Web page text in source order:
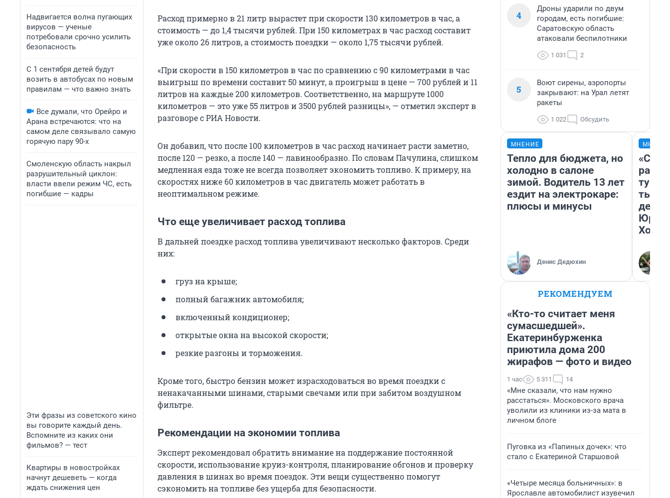
Надвигается волна пугающих
вирусов — ученые
потребовали срочно усилить
безопасность
С 1 сентября детей будут
возить в автобусах по новым
правилам — что важно знать
Все думали, что Орейро и
Арана встречаются: что на
самом деле связывало самую
горячую пару 90-х
Смоленскую область накрыл
разрушительный циклон:
власти ввели режим ЧС, есть
погибшие — кадры
Эти фразы из советского кино
вы говорите каждый день.
Вспомните из каких они
фильмов? — тест
Квартиры в новостройках
начнут дешеветь — когда
ждать снижения цен
Расход примерно в 21 литр вырастет при скорости 130 километров в час, а
стоимость — до 1,4 тысячи рублей. При 150 километрах в час расход составит
уже около 26 литров, а стоимость поездки — около 1,75 тысячи рублей.
«При скорости в 150 километров в час по сравнению с 90 километрами в час
выигрыш по времени составит 50 минут, а проигрыш в цене — 700 рублей и 11
литров на каждые 200 километров. Соответственно, на маршруте 1000
километров — это уже 55 литров и 3500 рублей разницы», — отметил эксперт в
разговоре с РИА Новости.
Он добавил, что после 100 километров в час расход начинает расти заметно,
после 120 — резко, а после 140 — лавинообразно. По словам Пачулина, слишком
медленная езда тоже не всегда позволяет экономить топливо. К примеру, на
скоростях ниже 60 километров в час двигатель может работать в
неоптимальном режиме.
Что еще увеличивает расход топлива
В дальней поездке расход топлива увеличивают несколько факторов. Среди
них:
груз на крыше;
полный багажник автомобиля;
включенный кондиционер;
открытые окна на высокой скорости;
резкие разгоны и торможения.
Кроме того, быстро бензин может израсходоваться во время поездки с
ненакачанными шинами, старыми свечами или при забитом воздушном
фильтре.
Рекомендации на экономии топлива
Эксперт рекомендовал обратить внимание на поддержание постоянной
скорости, использование круиз-контроля, планирование обгонов и проверку
давления в шинах во время поездок. Эти вещи существенно помогут
сэкономить на топливе без ущерба для безопасности.
4
Дроны ударили по двум
городам, есть погибшие:
Саратовскую область
атаковали беспилотники
1 031 2
5
Воют сирены, аэропорты
закрывают: на Урал летят
ракеты
1 022 Обсудить
МНЕНИЕ
Тепло для бюджета, но
холодно в салоне
зимой. Водитель 13 лет
ездит на электрокаре:
плюсы и минусы
Денис Дедюхин
день
РЕКОМЕНДУЕМ
«Кто-то считает меня
сумасшедшей».
Екатеринбурженка
приютила дома 200
жирафов — фото и видео
1 час 5 311 14
«Мне сказали, что нам нужно
расстаться». Московского врача
уволили из клиники из-за мата в
личном блоге
Пуговка из «Папиных дочек»: что
стало с Екатериной Старшовой
«Четыре месяца больничных»: в
Ярославле автомобилист изувечил